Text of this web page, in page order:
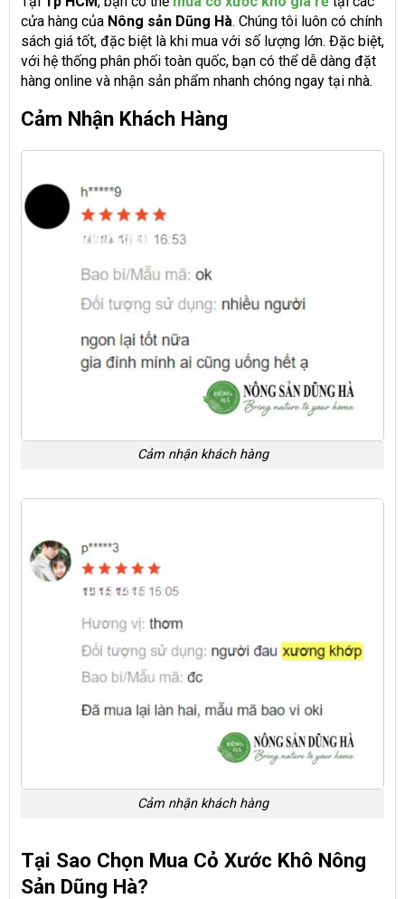
cửa hàng của Nông sản Dũng Hà. Chúng tôi luôn có chính
sách giá tốt, đặc biệt là khi mua với số lượng lớn. Đặc biệt,
với hệ thống phân phối toàn quốc, bạn có thể dễ dàng đặt
hàng online và nhận sản phẩm nhanh chóng ngay tại nhà.
Cảm Nhận Khách Hàng
Cảm nhận khách hàng
Cảm nhận khách hàng
Tại Sao Chọn Mua Cỏ Xước Khô Nông
Sản Dũng Hà?